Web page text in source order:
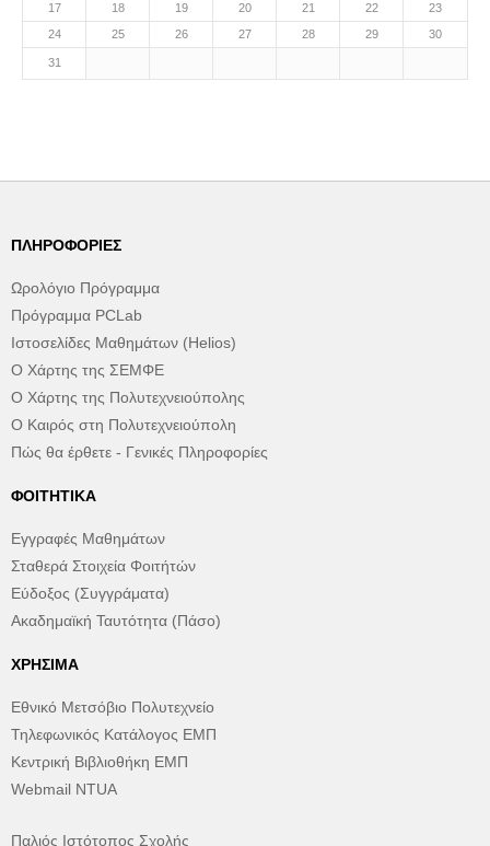
17
18 19 20 21 22
23
24
25 26 27 28 29 30
31
ΠΛΗΡΟΦΟΡΊΕΣ
Ωρολόγιο Πρόγραμμα
Πρόγραμμα PCLab
Ιστοσελίδες Μαθημάτων (Helios)
Ο Χάρτης της ΣΕΜΦΕ
Ο Χάρτης της Πολυτεχνειούπολης
Ο Καιρός στη Πολυτεχνειούπολη
Πώς θα έρθετε - Γενικές Πληροφορίες
ΦΟΙΤΗΤΙΚΆ
Εγγραφές Μαθημάτων
Σταθερά Στοιχεία Φοιτήτών
Εύδοξος (Συγγράματα)
Ακαδημαϊκή Ταυτότητα (Πάσο)
ΧΡΉΣΙΜΑ
Εθνικό Μετσόβιο Πολυτεχνείο
Τηλεφωνικός Κατάλογος ΕΜΠ
Κεντρική Βιβλιοθήκη ΕΜΠ
Webmail NTUA
Παλιός Ιστότοπος Σχολής